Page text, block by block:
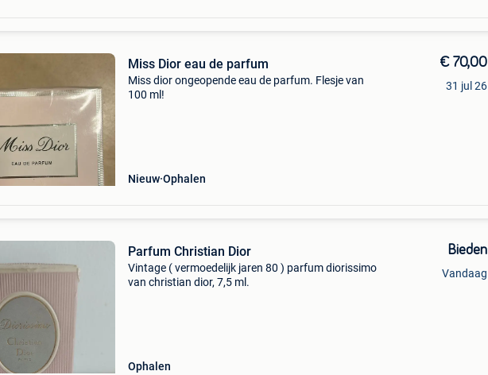
Miss Dior eau de parfum
Miss dior ongeopende eau de parfum. Flesje van
100 ml!
Nieuw Ophalen
€ 70,00
31 jul 26
Parfum Christian Dior
Vintage ( vermoedelijk jaren 80 ) parfum diorissimo
van christian dior, 7,5 ml.
Ophalen
Bieden
Vandaag